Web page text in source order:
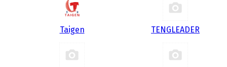
Taigen TENGLEADER